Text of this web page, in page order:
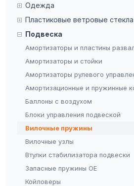
Одежда
Пластиковые ветровые стекла
Подвеска
Амортизаторы и пластины
Амортизаторы и стойки
Амортизаторы рулевого
Амортизационные и пружинные
Баллоны с воздухом
Блоки управления подвеской
Вилочные пружины
Вилочные узлы
Втулки стабилизатора подвески
Запасные пружины OE
Койловеры